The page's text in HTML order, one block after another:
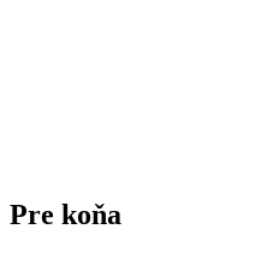
Pre koňa